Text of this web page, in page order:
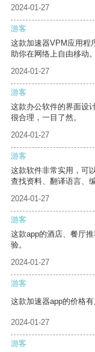
2024-01-27
游客
这款加速器VPM应用程
助你在网络上自由移动。
2024-01-27
游客
这款办公软件的界面设
很合理，一目了然。
2024-01-27
游客
这款软件非常实用，可
查找资料、翻译语言、
2024-01-27
游客
这款app的酒店、餐厅
验。
2024-01-27
游客
这款加速器app的价格
2024-01-27
游客